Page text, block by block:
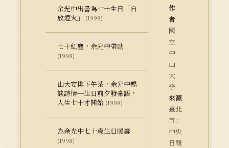
余光中出書為七十生日「自
放煙火」
(1998)
七十紅塵，余光中帶勁
(1998)
山大安排下午茶，余光中暢
談詩情─生日前夕發豪語，
人生七十才開始 (1998)
為余光中七十歲生日暖壽
(1998)
作
者
國
立
中
山
大
學
來源
臺北
市 :
中央
日報